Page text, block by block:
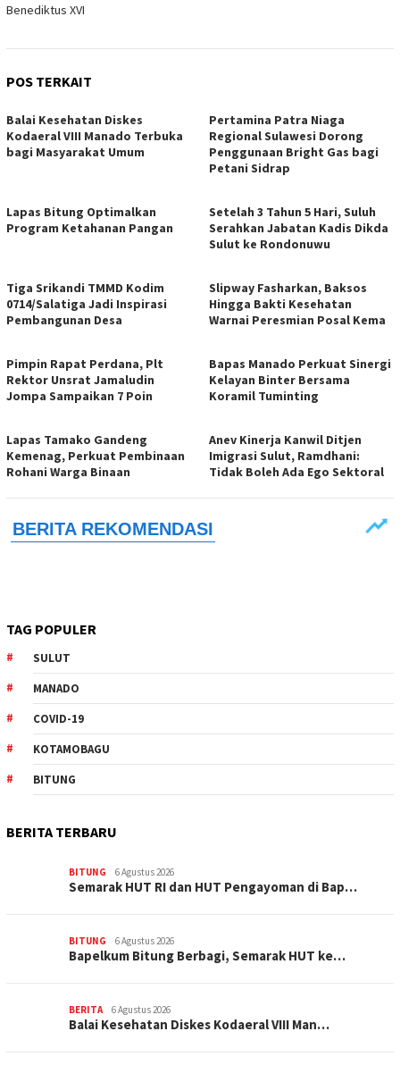
Benediktus XVI
POS TERKAIT
Balai Kesehatan Diskes
Kodaeral VIII Manado Terbuka
bagi Masyarakat Umum
Pertamina Patra Niaga
Regional Sulawesi Dorong
Penggunaan Bright Gas bagi
Petani Sidrap
Lapas Bitung Optimalkan
Program Ketahanan Pangan
Setelah 3 Tahun 5 Hari, Suluh
Serahkan Jabatan Kadis Dikda
Sulut ke Rondonuwu
Tiga Srikandi TMMD Kodim
0714/Salatiga Jadi Inspirasi
Pembangunan Desa
Slipway Fasharkan, Baksos
Hingga Bakti Kesehatan
Warnai Peresmian Posal Kema
Pimpin Rapat Perdana, Plt
Rektor Unsrat Jamaludin
Jompa Sampaikan 7 Poin
Bapas Manado Perkuat Sinergi
Kelayan Binter Bersama
Koramil Tuminting
Lapas Tamako Gandeng
Kemenag, Perkuat Pembinaan
Rohani Warga Binaan
Anev Kinerja Kanwil Ditjen
Imigrasi Sulut, Ramdhani:
Tidak Boleh Ada Ego Sektoral
TAG POPULER
SULUT
MANADO
COVID-19
KOTAMOBAGU
BITUNG
BERITA TERBARU
BITUNG 6 Agustus 2026
Semarak HUT RI dan HUT Pengayoman di Bap…
BITUNG 6 Agustus 2026
‎Bapelkum Bitung Berbagi, Semarak HUT ke…
BERITA 6 Agustus 2026
Balai Kesehatan Diskes Kodaeral VIII Man…